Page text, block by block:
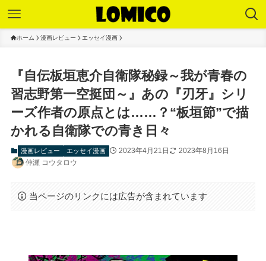
ホーム 漫画レビュー エッセイ漫画
『自伝板垣恵介自衛隊秘録～我が青春の
習志野第一空挺団～』あの『刃牙』シリ
ーズ作者の原点とは……？“板垣節”で描
かれる自衛隊での青き日々
漫画レビュー エッセイ漫画 2023年4月21日
2023年8月16日
仲瀬 コウタロウ
当ページのリンクには広告が含まれています